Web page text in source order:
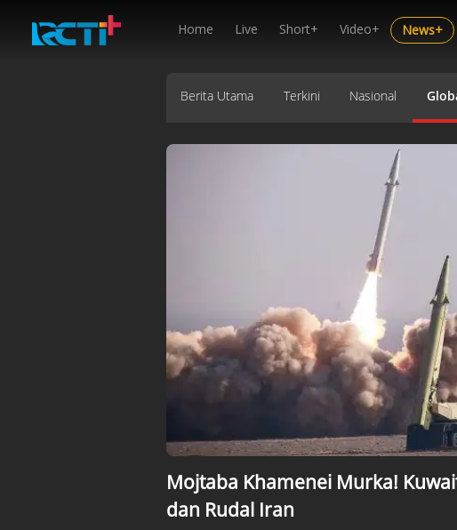
Home Live Short+ Video+ News+
Berita Utama Terkini Nasional
Mojtaba Khamenei Murka!
dan Rudal Iran